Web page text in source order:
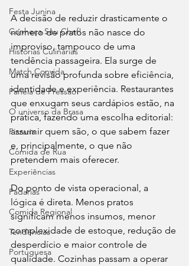
Festa Junina
Conheça Seu Chef!
Histórias Culinárias
Match Convida
Panela de Pressão
O universo da Brasa
Pizzaria
Comida de Rua
Experiências
Padarias
Comida Regional
Tendências
Portuguesa
A decisão de reduzir drasticamente o
número de pratos não nasce do
improviso, tampouco de uma
tendência passageira. Ela surge de
uma revisão profunda sobre eficiência,
identidade e experiência. Restaurantes
que enxugam seus cardápios estão, na
prática, fazendo uma escolha editorial:
assumir quem são, o que sabem fazer
e, principalmente, o que não
pretendem mais oferecer.
Do ponto de vista operacional, a
lógica é direta. Menos pratos
significam menos insumos, menor
complexidade de estoque, redução de
desperdício e maior controle de
qualidade. Cozinhas passam a operar